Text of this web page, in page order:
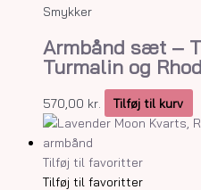
Smykker
Armbånd sæt –
Turmalin og
570,00 kr. Tilføj til kurv
Tilføj til favoritter
Tilføj til favoritter